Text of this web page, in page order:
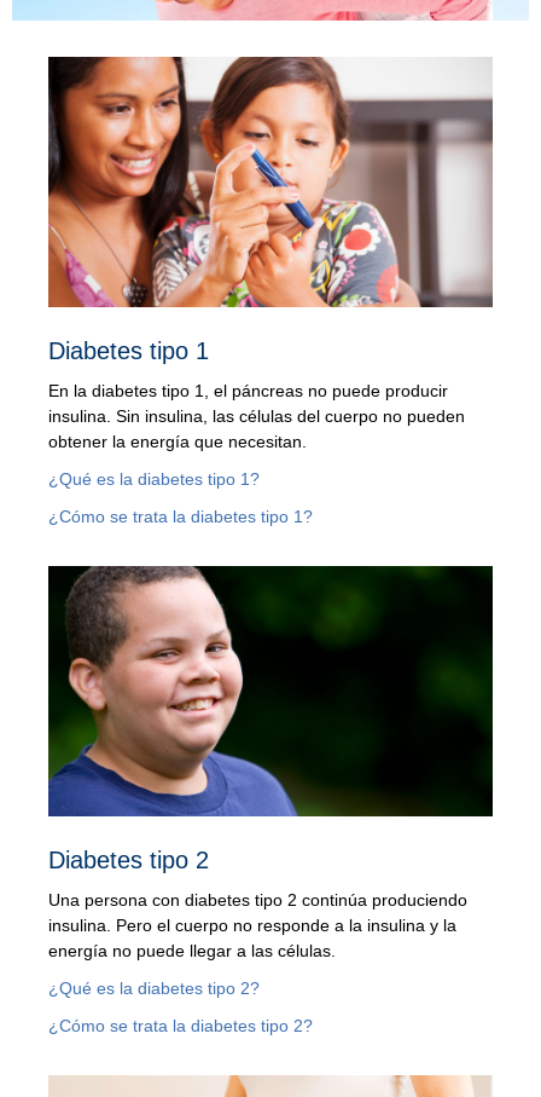
Diabetes tipo 1
En la diabetes tipo 1, el páncreas no puede producir
insulina. Sin insulina, las células del cuerpo no pueden
obtener la energía que necesitan.
¿Qué es la diabetes tipo 1?
¿Cómo se trata la diabetes tipo 1?
Diabetes tipo 2
Una persona con diabetes tipo 2 continúa produciendo
insulina. Pero el cuerpo no responde a la insulina y la
energía no puede llegar a las células.
¿Qué es la diabetes tipo 2?
¿Cómo se trata la diabetes tipo 2?